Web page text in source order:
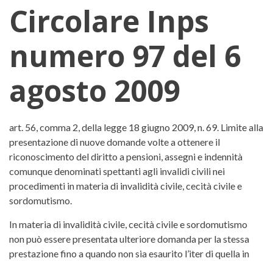
Circolare Inps
numero 97 del 6
agosto 2009
Circolare Inps numero 97 del 6
art. 56, comma 2, della legge 18 giugno 2009, n. 69. Limite alla
presentazione di nuove domande volte a ottenere il
riconoscimento del diritto a pensioni, assegni e indennità
comunque denominati spettanti agli invalidi civili nei
procedimenti in materia di invalidità civile, cecità civile e
sordomutismo.
In materia di invalidità civile, cecità civile e sordomutismo
non può essere presentata ulteriore domanda per la stessa
prestazione fino a quando non sia esaurito l’iter di quella in